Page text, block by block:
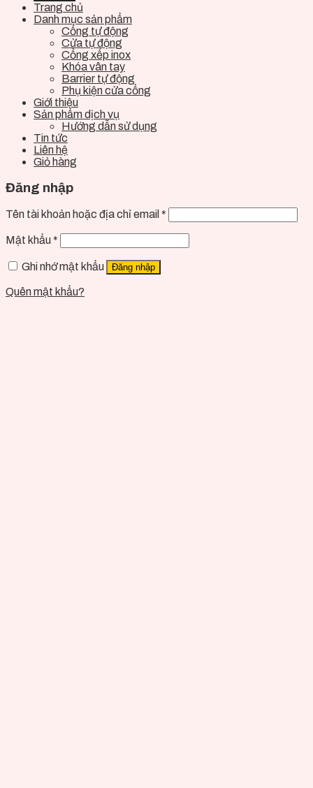
Trang chủ
Danh mục sản phẩm
Cổng tự động
Cửa tự động
Cổng xếp inox
Khóa vân tay
Barrier tự động
Phụ kiện cửa cổng
Giới thiệu
Sản phẩm dịch vụ
Hướng dẫn sử dụng
Tin tức
Liên hệ
Giỏ hàng
Đăng nhập
Tên tài khoản hoặc địa chỉ email *
Mật khẩu *
Ghi nhớ mật khẩu Đăng nhập
Quên mật khẩu?